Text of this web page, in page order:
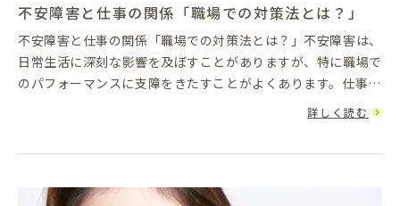
不安障害と仕事の関係「職場での対策法とは？」
不安障害と仕事の関係「職場での対策法とは？」不安障害は、
日常生活に深刻な影響を及ぼすことがありますが、特に職場で
のパフォーマンスに支障をきたすことがよくあります。仕事の
プレッシャーや人間関係のストレスが引き金となり、不安感や
詳しく読む